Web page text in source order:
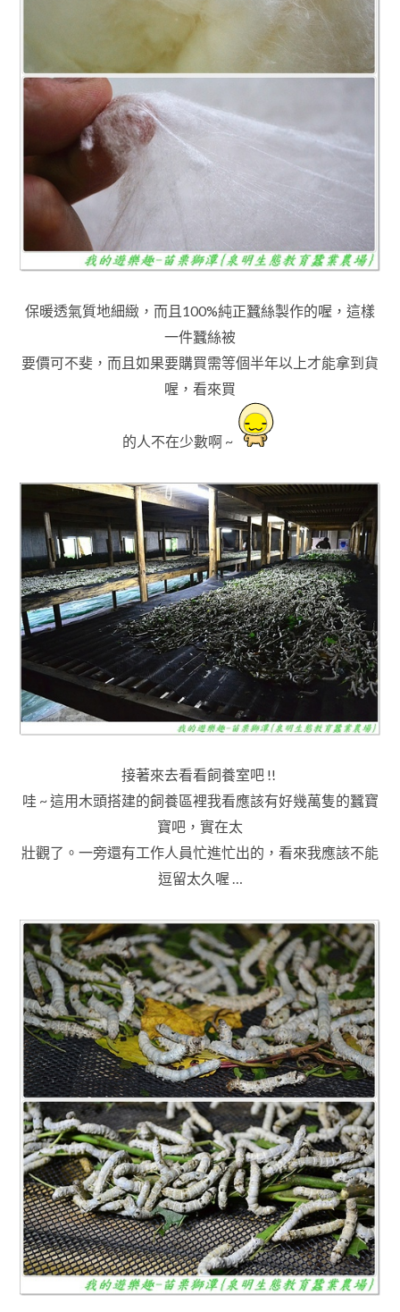
保暖透氣質地細緻 ，而且100%純正蠶絲製作的喔 ， 這樣
一件蠶絲被
要價可不斐 ， 而且如果要購買需等個半年以上才能拿到貨
喔 ，看來買
的人不在少數啊 ~
接著來去看看飼養室吧 !!
哇 ~ 這用木頭搭建的飼養區裡我看應該有好幾萬隻的蠶寶
寶吧 ，實在太
壯觀了 。 一旁還有工作人員忙進忙出的 ，看來我應該不能
逗留太久喔 …